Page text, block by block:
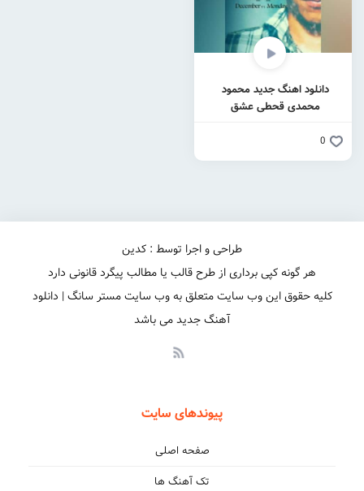
دانلود اهنگ جدید محمود
محمدی قحطی عشق
0
طراحی و اجرا توسط : کدین
هر گونه کپی برداری از طرح قالب یا مطالب پیگرد قانونی دارد
کلیه حقوق این وب سایت متعلق به وب سایت مستر سانگ | دانلود
آهنگ جدید می باشد
پیوندهای سایت
صفحه اصلی
تک آهنگ ها